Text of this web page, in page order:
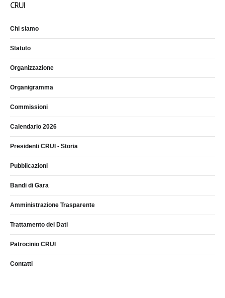
CRUI
Chi siamo
Statuto
Organizzazione
Organigramma
Commissioni
Calendario 2026
Presidenti CRUI - Storia
Pubblicazioni
Bandi di Gara
Amministrazione Trasparente
Trattamento dei Dati
Patrocinio CRUI
Contatti